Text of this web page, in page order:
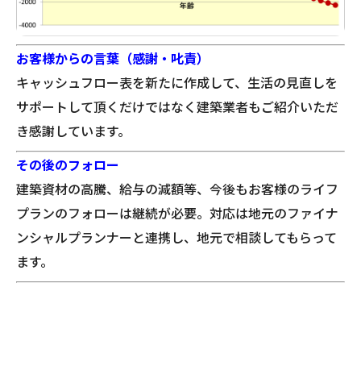
お客様からの言葉（感謝・叱責）
キャッシュフロー表を新たに作成して、生活の見直しを
サポートして頂くだけではなく建築業者もご紹介いただ
き感謝しています。
その後のフォロー
建築資材の高騰、給与の減額等、今後もお客様のライフ
プランのフォローは継続が必要。対応は地元のファイナ
ンシャルプランナーと連携し、地元で相談してもらって
ます。